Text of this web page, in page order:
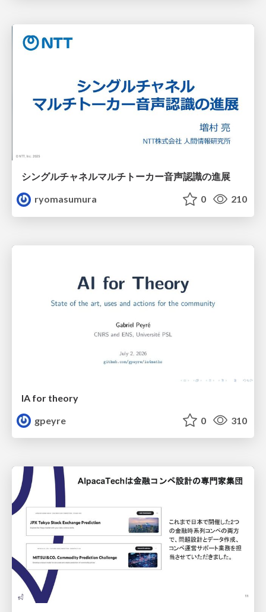
シングルチャネルマルチトーカー音声認識の進展
ryomasumura
0 210
IA for theory
gpeyre
0 310